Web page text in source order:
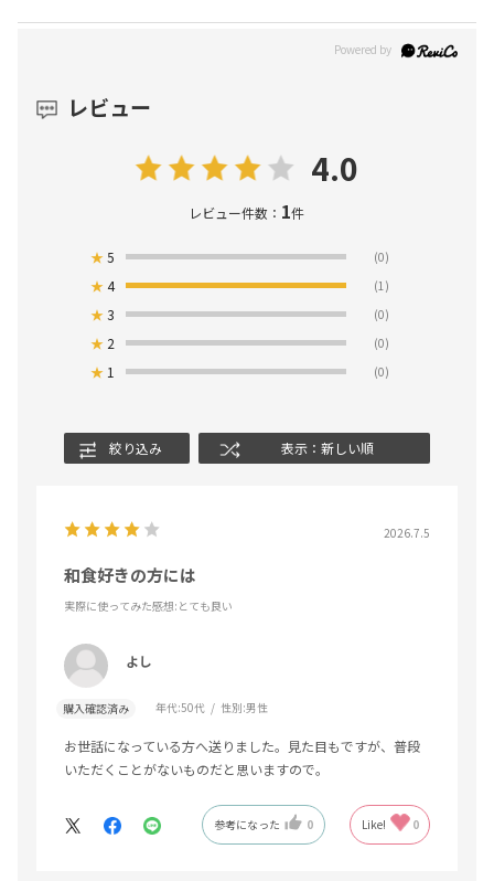
レビュー
4.0
レビュー件数： 1件
★5 (0)
★4 (1)
★3 (0)
★ 2 (0)
★ 1 (0)
絞り込み 表示：新しい順
2026.7.5
和食好きの方には
実際に使ってみた感想:とても良い
よし
購入確認済み 年代:50代 性別:男性
お世話になっている方へ送りました。見た目もですが、普段
いただくことがないものだと思いますので。
参考になった 0 Like! 0